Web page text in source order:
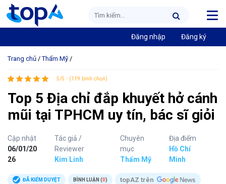
Đăng nhập Đăng ký
Trang chủ /Thẩm Mỹ /
5/5 - (119 bình chọn)
Top 5 Địa chỉ đắp khuyết hở cánh
mũi tại TPHCM uy tín, bác sĩ giỏi
Cập nhật
06/01/20
26
Tác giả /
Reviewer
Kim Linh
Chuyên
mục
Thẩm Mỹ
Địa điểm
Hồ Chí
Minh
ĐÃ KIỂM DUYỆT BÌNH LUẬN (0) topAZ trên